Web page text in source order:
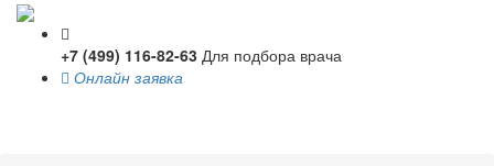
+7 (499) 116-82-63 Для подбора врача
Онлайн заявка